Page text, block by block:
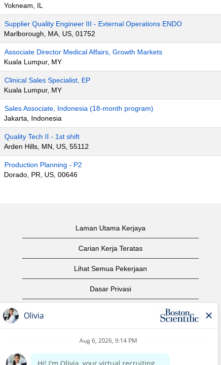
Yokneam, IL
Supplier Quality Engineer III - External Operations ENDO
Marlborough, MA, US, 01752
Associate Director Medical Affairs, Growth Markets
Kuala Lumpur, MY
Clinical Sales Specialist, EP
Kuala Lumpur, MY
Sales Associate, Indonesia (18-month program)
Jakarta, Indonesia
Quality Tech II - 1st shift
Arden Hills, MN, US, 55112
Production Planning - P2
Dorado, PR, US, 00646
Laman Utama Kerjaya
Carian Kerja Teratas
Lihat Semua Pekerjaan
Dasar Privasi
Notis Hak Cipta